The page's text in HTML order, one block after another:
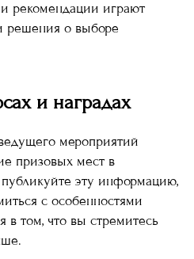
рекомендации играют
решения о выборе
и наградах
мероприятий
призовых мест в
публикуйте эту информацию,
с особенностями
в том, что вы стремитесь